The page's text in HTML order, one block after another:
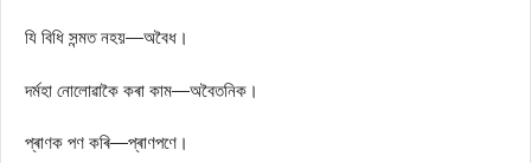
যি বিধি সন্মত নহয়—অবৈধ।
দৰ্মহা নোলোৱাকৈ কৰা কাম—অবৈতনিক।
প্ৰাণক পণ কৰি—প্ৰাণপণে।